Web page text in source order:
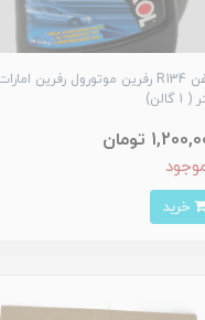
گالن)
تومان